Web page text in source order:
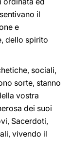
il
e
dello spirito
sociali,
sorte, stanno
vostra
dei suoi
Sacerdoti,
vivendo il